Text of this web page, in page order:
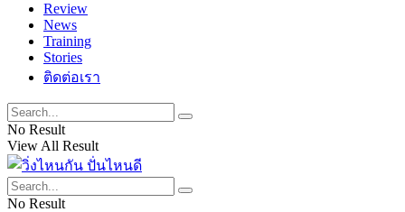
Review
News
Training
Stories
ติดต่อเรา
No Result
View All Result
No Result